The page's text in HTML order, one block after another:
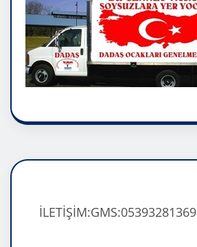
İLETİŞİM:GMS:05393281369